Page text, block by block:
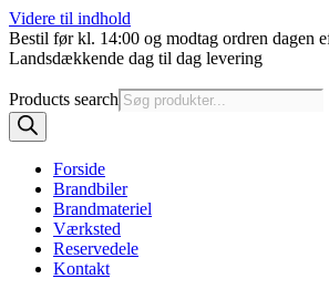
Videre til indhold
Bestil før kl. 14:00 og modtag ordren dagen
Landsdækkende dag til dag levering
Products search
Forside
Brandbiler
Brandmateriel
Værksted
Reservedele
Kontakt